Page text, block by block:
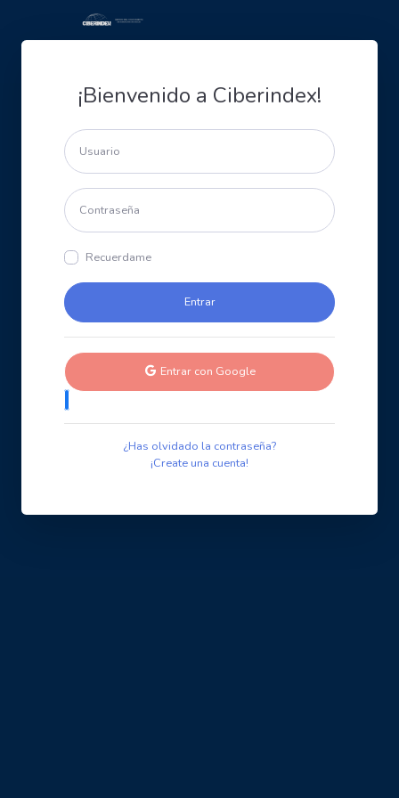
¡Bienvenido a Ciberindex!
Recuerdame
Entrar con Google
¿Has olvidado la contraseña?
¡Create una cuenta!